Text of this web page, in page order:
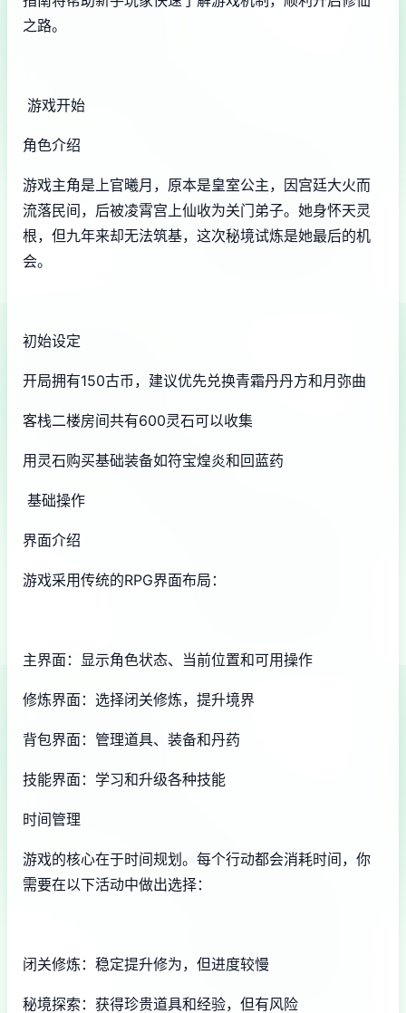
之路。
游戏开始
角色介绍
游戏主角是上官曦月，原本是皇室公主，因宫廷大火而
流落民间，后被凌霄宫上仙收为关门弟子。她身怀天灵
根，但九年来却无法筑基，这次秘境试炼是她最后的机
会。
初始设定
开局拥有150古币，建议优先兑换青霜丹丹方和月弥曲
客栈二楼房间共有600灵石可以收集
用灵石购买基础装备如符宝煌炎和回蓝药
基础操作
界面介绍
游戏采用传统的RPG界面布局：
主界面：显示角色状态、当前位置和可用操作
修炼界面：选择闭关修炼，提升境界
背包界面：管理道具、装备和丹药
技能界面：学习和升级各种技能
时间管理
游戏的核心在于时间规划。每个行动都会消耗时间，你
需要在以下活动中做出选择：
闭关修炼：稳定提升修为，但进度较慢
秘境探索：获得珍贵道具和经验，但有风险